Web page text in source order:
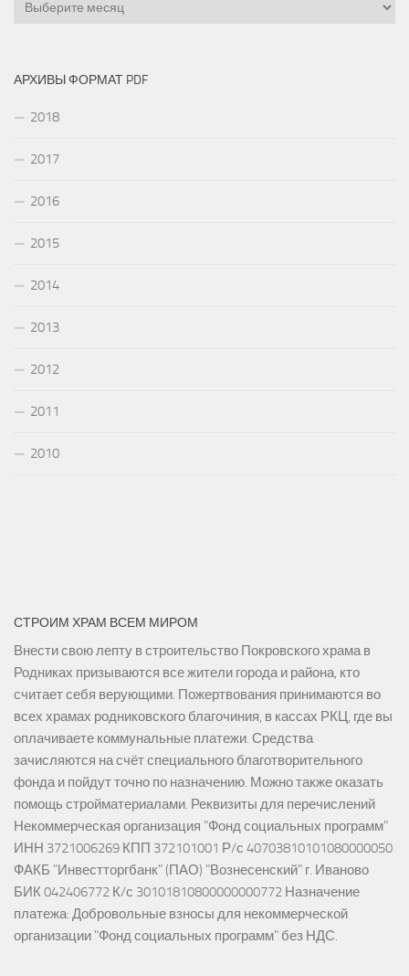
АРХИВЫ ФОРМАТ PDF
2018
2017
2016
2015
2014
2013
2012
2011
2010
СТРОИМ ХРАМ ВСЕМ МИРОМ
Внести свою лепту в строительство Покровского храма в
Родниках призываются все жители города и района, кто
считает себя верующими. Пожертвования принимаются во
всех храмах родниковского благочиния, в кассах РКЦ, где вы
оплачиваете коммунальные платежи. Средства
зачисляются на счёт специального благотворительного
фонда и пойдут точно по назначению. Можно также оказать
помощь стройматериалами. Реквизиты для перечислений
Некоммерческая организация "Фонд социальных программ"
ИНН 3721006269 КПП 372101001 Р/с 40703810101080000050
ФАКБ "Инвестторгбанк" (ПАО) "Вознесенский" г. Иваново
БИК 042406772 К/с 30101810800000000772 Назначение
платежа: Добровольные взносы для некоммерческой
организации "Фонд социальных программ" без НДС.